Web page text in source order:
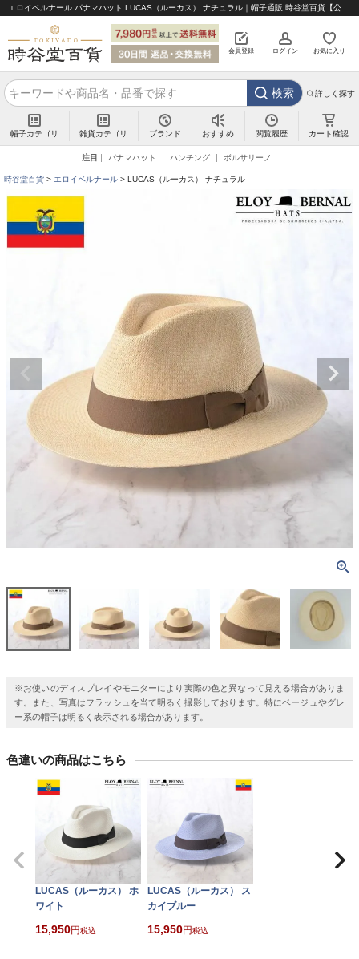
会員登録 ログイン お気に入り
検索 詳しく探す
帽子カテゴリ 雑貨カテゴリ ブランド おすすめ 閲覧履歴 カート確認
注目 パナマハット ハンチング ボルサリーノ
時谷堂百貨 エロイベルナール LUCAS（ルーカス） ナチュラル
※お使いのディスプレイやモニターにより実際の色と異なって見える場合がありま
す。また、写真はフラッシュを当て明るく撮影しております。特にベージュやグレ
ー系の帽子は明るく表示される場合があります。
色違いの商品はこちら
LUCAS（ルーカス） ホ
ワイト
15,950 税込
LUCAS（ルーカス） ス
カイブルー
15,950 税込